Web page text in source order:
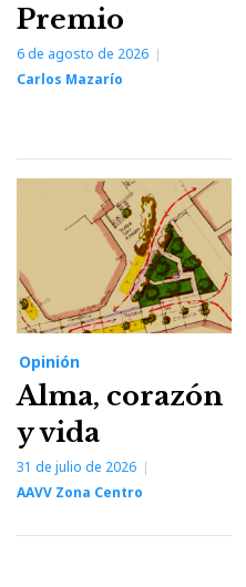
Premio
6 de agosto de 2026
Carlos Mazarío
Opinión
Alma, corazón
y vida
31 de julio de 2026
AAVV Zona Centro